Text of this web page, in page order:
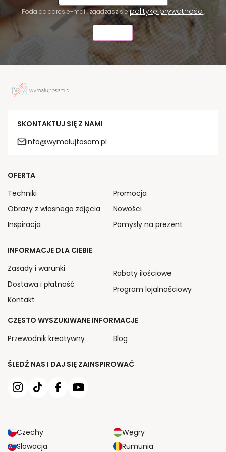
Podając adres e-mail, zgadzasz siępolitykę prywatności.
SKONTAKTUJ SIĘ Z NAMI
info@wymalujtosam.pl
ŚLEDŹ NAS I DAJ SIĘ ZAINSPIROWAĆ
Czechy
Węgry
Słowacja
Rumunia
OFERTA
Techniki
Obrazy z własnego zdjęcia
Inspiracja
Promocja
Nowości
Pomysły na prezent
INFORMACJE DLA CIEBIE
Zasady i warunki
Dostawa i płatność
Kontakt
Rabaty ilościowe
Program lojalnościowy
CZĘSTO WYSZUKIWANE INFORMACJE
Przewodnik kreatywny
Blog